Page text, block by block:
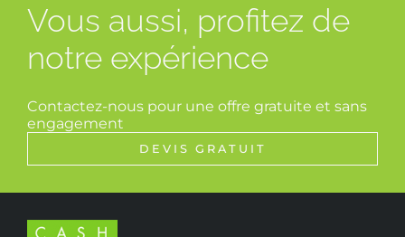
Vous aussi, profitez de
notre expérience
Contactez-nous pour une offre gratuite et sans
engagement
DEVIS GRATUIT